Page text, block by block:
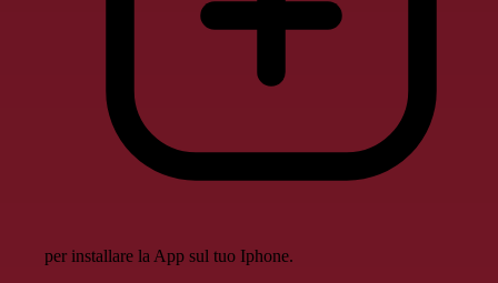
per installare la App sul tuo Iphone.